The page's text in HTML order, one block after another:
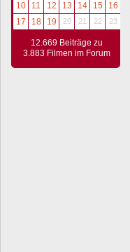
10 11 12 13 14 15
16
17
18 19 20 21 22 23
12.669 Beiträge zu
3.883 Filmen im Forum